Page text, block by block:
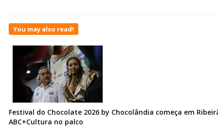
You may also read!
Festival do Chocolate 2026 by Chocolândia começa em
ABC+Cultura no palco